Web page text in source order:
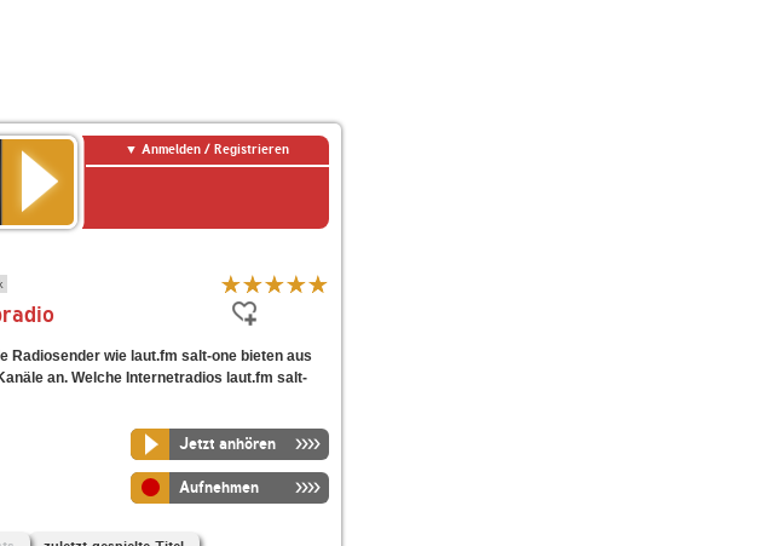
Anmelden / Registrieren
Radiosender wie laut.fm salt-one bieten aus
an. Welche Internetradios laut.fm salt-
Jetzt anhören
Aufnehmen